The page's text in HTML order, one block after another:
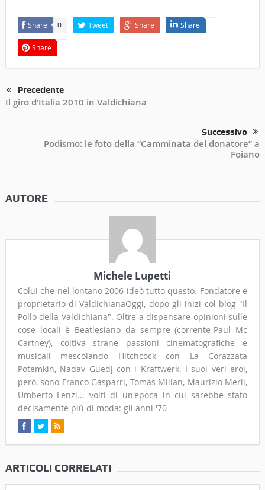
Share 0 Tweet Share Share
Share
Precedente
Il giro d’Italia 2010 in Valdichiana
Successivo
Podismo: le foto della “Camminata del donatore” a
Foiano
AUTORE
Michele Lupetti
Colui che nel lontano 2006 ideò tutto questo. Fondatore e
proprietario di ValdichianaOggi, dopo gli inizi col blog "Il
Pollo della Valdichiana". Oltre a dispensare opinioni sulle
cose locali è Beatlesiano da sempre (corrente-Paul Mc
Cartney), coltiva strane passioni cinematografiche e
musicali mescolando Hitchcock con La Corazzata
Potemkin, Nadav Guedj con i Kraftwerk. I suoi veri eroi,
però, sono Franco Gasparri, Tomas Milian, Maurizio Merli,
Umberto Lenzi... volti di un'epoca in cui sarebbe stato
decisamente più di moda: gli anni '70
ARTICOLI CORRELATI